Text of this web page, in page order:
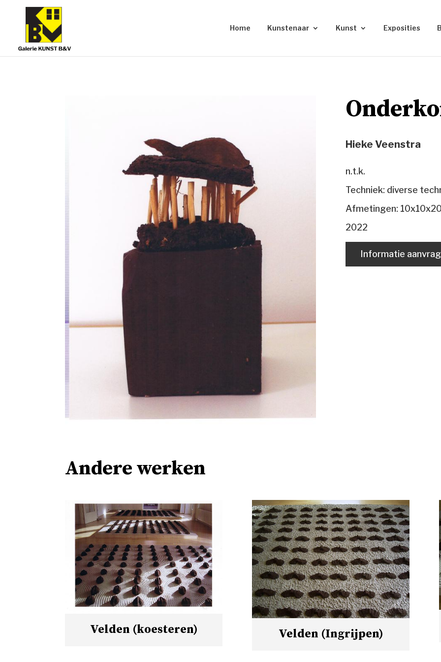
Home Kunstenaar Kunst Exposities
Hieke Veenstra
n.t.k.
Techniek: diverse
Afmetingen:
2022
Informatie
Andere werken
Velden (koesteren) Velden (Ingrijpen)